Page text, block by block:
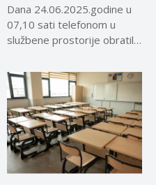
Dana 24.06.2025.godine u
07,10 sati telefonom u
službene prostorije obratila